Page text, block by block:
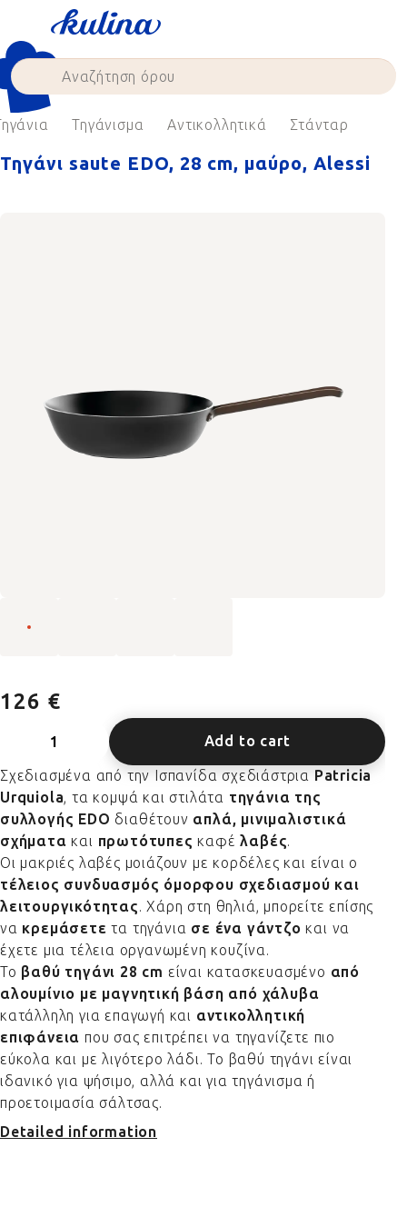
content
Τηγάνισμα Αντικολλητικά Στάνταρ
Τηγάνι saute EDO, 28 cm, μαύρο, Alessi
126 €
Add to cart
Σχεδιασμένα από την Ισπανίδα σχεδιάστρια Patricia
Urquiola, τα κομψά και στιλάτα τηγάνια της
συλλογής EDO διαθέτουν απλά, μινιμαλιστικά
σχήματα και πρωτότυπες καφέλαβές.
Οι μακριές λαβές μοιάζουν με κορδέλες και είναι ο
τέλειος συνδυασμός όμορφου σχεδιασμού και
λειτουργικότητας. Χάρη στη θηλιά, μπορείτε επίσης
να κρεμάσετε τα τηγάνια σε ένα γάντζο και να
έχετε μια τέλεια οργανωμένη κουζίνα.
Το βαθύ τηγάνι 28 cm είναι κατασκευασμένο από
αλουμίνιο με μαγνητική βάση από χάλυβα
κατάλληλη για επαγωγή και αντικολλητική
επιφάνεια που σας επιτρέπει να τηγανίζετε πιο
εύκολα και με λιγότερο λάδι. Το βαθύ τηγάνι είναι
ιδανικό για ψήσιμο, αλλά και για τηγάνισμα ή
προετοιμασία σάλτσας.
Detailed information